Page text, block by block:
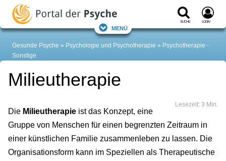
Suche Login
Menü
Gesunde Psyche Psychologie und Psychotherapie
Psychotherapie -
Sonstige
Milieutherapie
Lesezeit: 3 Min.
Die Milieutherapie ist das Konzept, eine
Gruppe von Menschen für einen begrenzten Zeitraum in
einer künstlichen Familie zusammenleben zu lassen. Die
Organisationsform kann im Speziellen als Therapeutische